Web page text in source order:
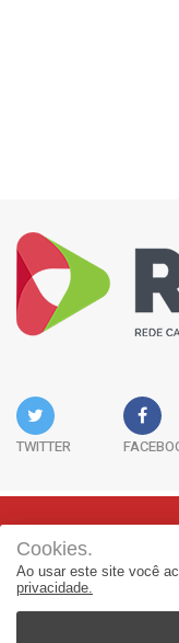
TWITTER
Rua Adolfo Melo, 38 -
(48) 3298-
© 2026, Rede
Cookies.
Ao usar este site você
privacidade.